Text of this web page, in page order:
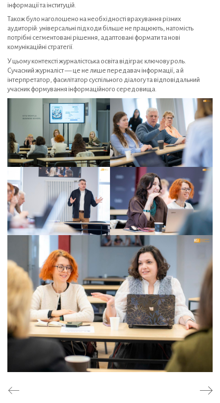
інформації та інституцій.
Також було наголошено на необхідності врахування різних
аудиторій: універсальні підходи більше не працюють, натомість
потрібні сегментовані рішення, адаптовані формати та нові
комунікаційні стратегії.
У цьому контексті журналістська освіта відіграє ключову роль.
Сучасний журналіст — це не лише передавач інформації, а й
інтерпретатор, фасилітатор суспільного діалогу та відповідальний
учасник формування інформаційного середовища.